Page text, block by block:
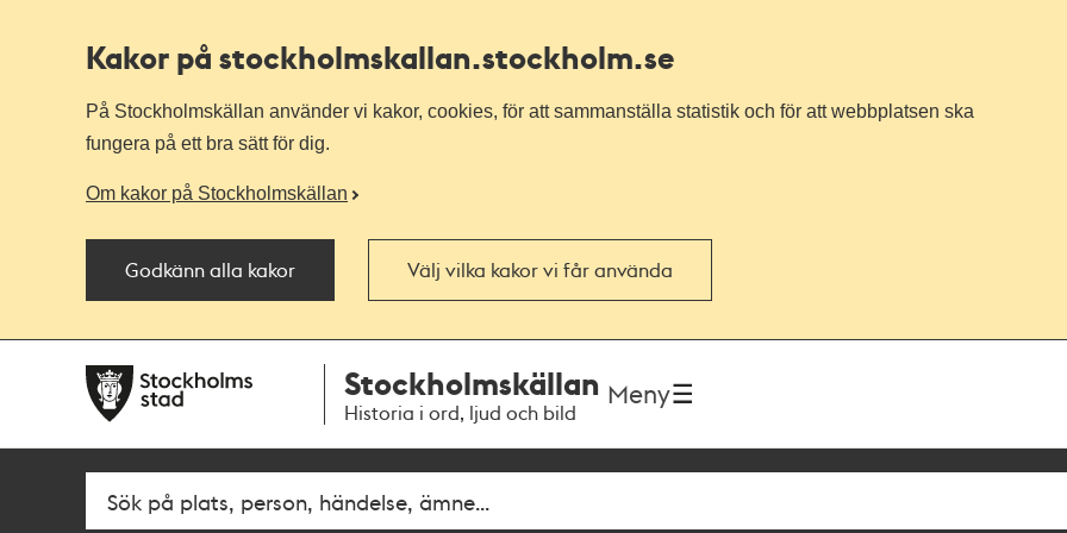
Kakor på stockholmskallan.stockholm.se
På Stockholmskällan använder vi kakor, cookies, för att sammanställa statistik och för att webbplatsen ska
fungera på ett bra sätt för dig.
Om kakor på Stockholmskällan
Godkänn alla kakor Välj vilka kakor vi får använda
navigationen
huvudinnehållet
Stockholmskällan
Historia i ord, ljud och bild
Meny
SökFritextsök